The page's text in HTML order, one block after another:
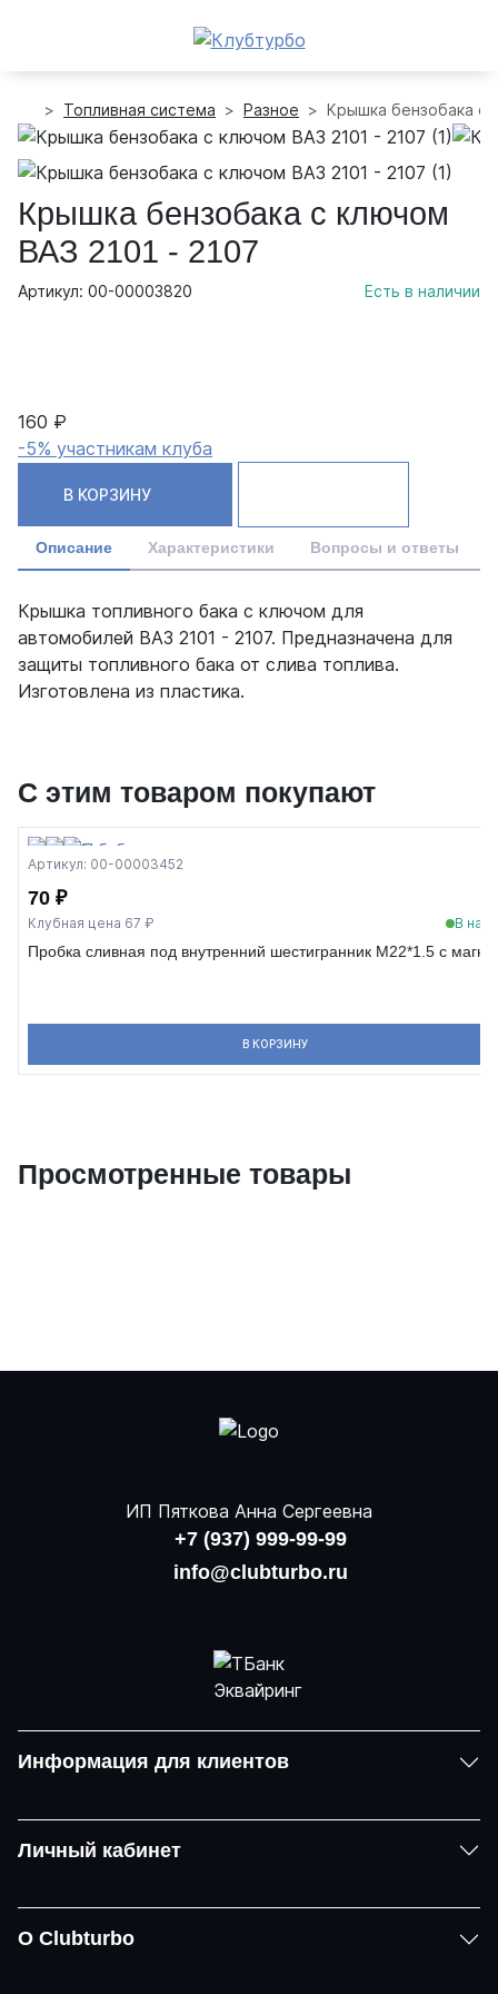
Топливная система Разное Крышка бензобака с
Крышка бензобака с ключом
ВАЗ 2101 - 2107
Артикул: 00-00003820 Есть в наличии
160 ₽
-5% участникам клуба
В КОРЗИНУ
Описание Характеристики Вопросы и ответы
Крышка топливного бака с ключом для
автомобилей ВАЗ 2101 - 2107. Предназначена для
защиты топливного бака от слива топлива.
Изготовлена из пластика.
С этим товаром покупают
Артикул: 00-00003452
70 ₽
Клубная цена 67 ₽ В
Пробка сливная под внутренний шестигранник M22*1.5 с
В КОРЗИНУ
Просмотренные товары
ИП Пяткова Анна Сергеевна
+7 (937) 999-99-99
info@clubturbo.ru
Информация для клиентов
Личный кабинет
О Clubturbo